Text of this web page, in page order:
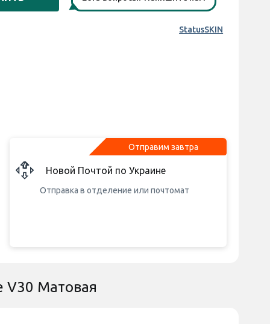
StatusSKIN
Отправим завтра
Новой Почтой по Украине
Отправка в отделение или почтомат
V30 Матовая